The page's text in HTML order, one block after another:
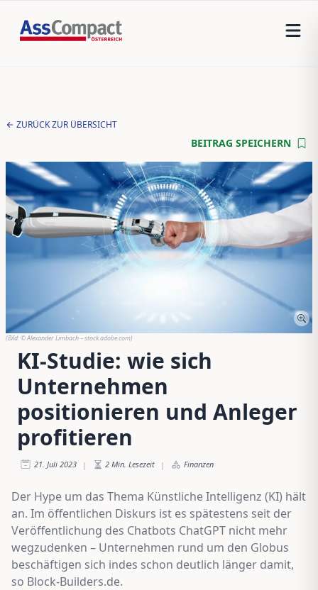
ZURÜCK ZUR ÜBERSICHT
BEITRAG SPEICHERN
(Bild:© Alexander Limbach – stock.adobe.com)
KI-Studie: wie sich
Unternehmen
positionieren und Anleger
profitieren
21. Juli 2023 | 2 Min. Lesezeit | Finanzen
Der Hype um das Thema Künstliche Intelligenz (KI) hält
an. Im öffentlichen Diskurs ist es spätestens seit der
Veröffentlichung des Chatbots ChatGPT nicht mehr
wegzudenken – Unternehmen rund um den Globus
beschäftigen sich indes schon deutlich länger damit,
so Block-Builders.de.